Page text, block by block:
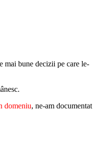
mai bune decizii pe care le-
domeniu, ne-am documentat